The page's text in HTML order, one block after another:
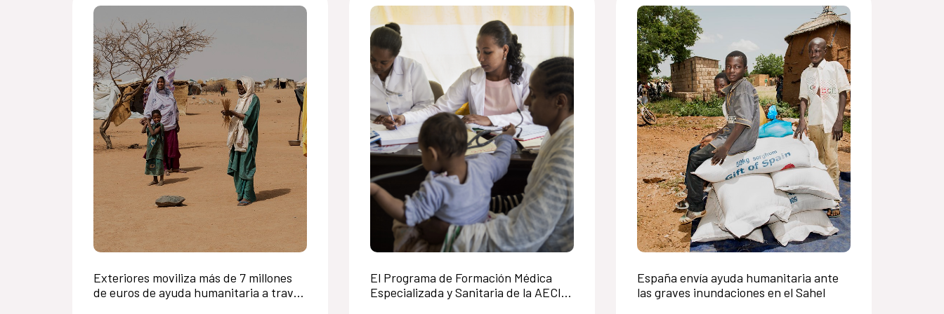
Exteriores moviliza más de 7 millones
de euros de ayuda humanitaria a través
El Programa de Formación Médica
Especializada y Sanitaria de la AECID
España envía ayuda humanitaria ante
las graves inundaciones en el Sahel